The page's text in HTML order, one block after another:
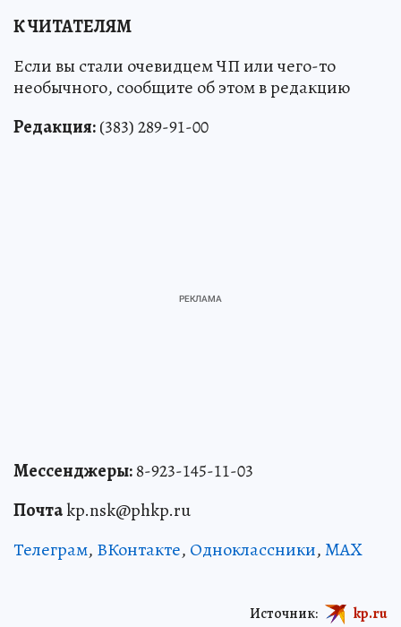
К ЧИТАТЕЛЯМ
Если вы стали очевидцем ЧП или чего-то
необычного, сообщите об этом в редакцию
Редакция:(383) 289-91-00
Мессенджеры:8-923-145-11-03
Почтаkp.nsk@phkp.ru
Телеграм, ВКонтакте, Одноклассники,MAX
Источник: kp.ru